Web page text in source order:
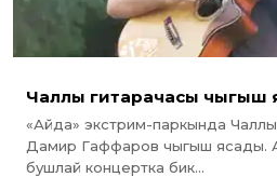
Чаллы гитарачасы чыгыш
«Айда» экстрим-паркында
Дамир Гаффаров чыгыш ясады.
бушлай концертка бик...